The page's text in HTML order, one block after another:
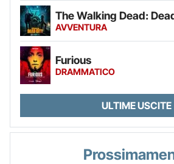
The Walking Dead:
AVVENTURA
Furious
DRAMMATICO
ULTIME USCITE